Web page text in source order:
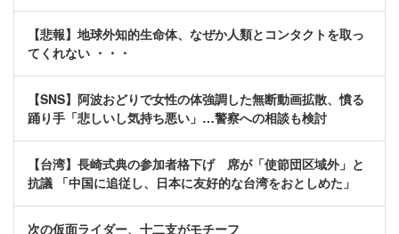
【悲報】地球外知的生命体、なぜか人類とコンタクトを取っ
てくれない ・・・
【SNS】阿波おどりで女性の体強調した無断動画拡散、憤る
踊り手「悲しいし気持ち悪い」…警察への相談も検討
【台湾】長崎式典の参加者格下げ 席が「使節団区域外」と
抗議 「中国に追従し、日本に友好的な台湾をおとしめた」
次の仮面ライダー、十二支がモチーフ